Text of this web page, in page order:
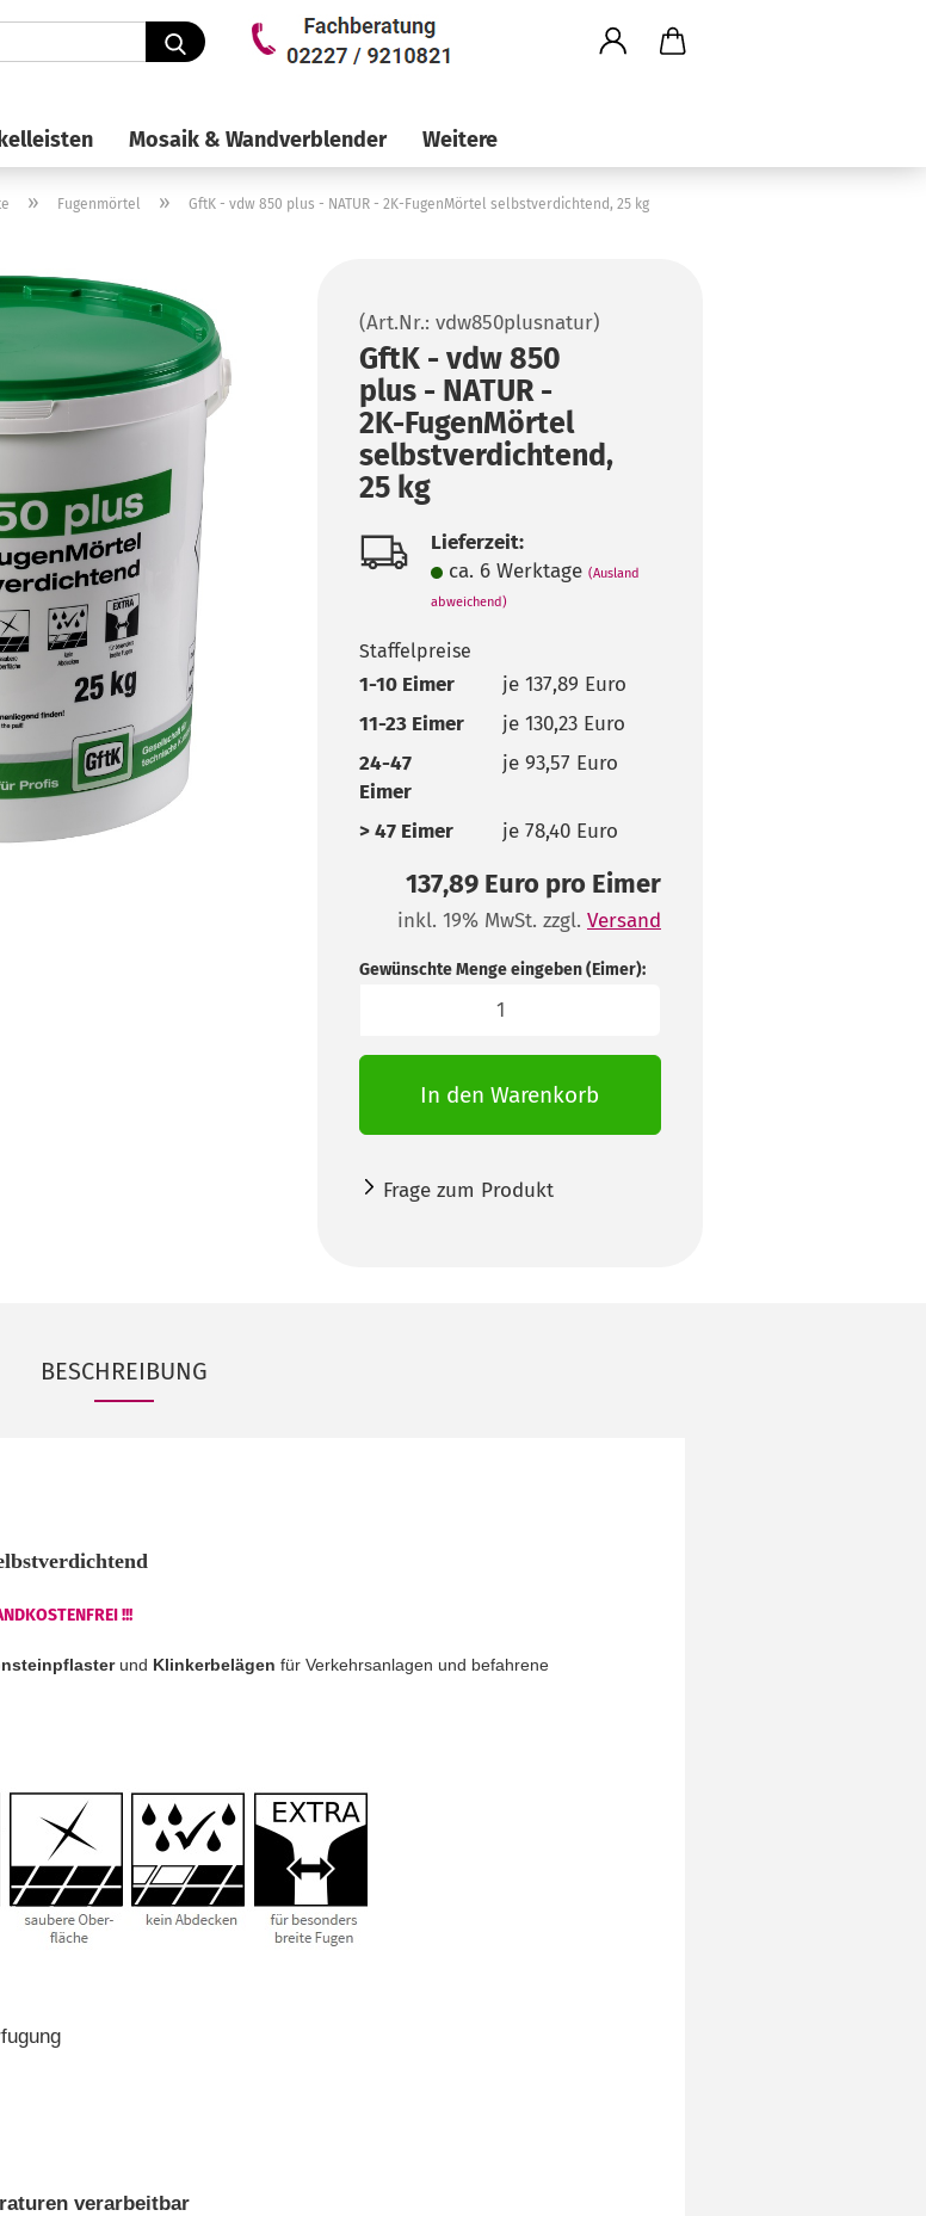
Suche...
Mosaik & Wandverblender Weitere
» Fugenmörtel » GftK - vdw 850 plus - NATUR - 2K-FugenMörtel selbstverdichtend, 25 kg
(Art.Nr.: vdw850plusnatur)
GftK - vdw 850
plus - NATUR -
2K-FugenMörtel
selbstverdichtend,
25 kg
Lieferzeit:
ca. 6 Werktage (Ausland
abweichend)
Staffelpreise
1-10 Eimer
je 137,89 Euro
11-23 Eimer
je 130,23 Euro
24-47
Eimer
je 93,57 Euro
> 47 Eimer je 78,40 Euro
137,89 Euro pro Eimer
inkl. 19% MwSt. zzgl. Versand
Gewünschte Menge eingeben (Eimer):
In den Warenkorb
Frage zum Produkt
BESCHREIBUNG
!!!
und Klinkerbelägen für Verkehrsanlagen und befahrene
verarbeitbar